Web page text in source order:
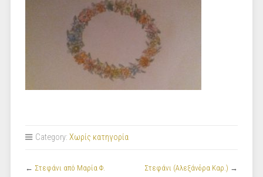
Category: Χωρίς κατηγορία
← Στεφάνι από Μαρία Φ. Στεφάνι (Αλεξάνδρα Καρ.) →